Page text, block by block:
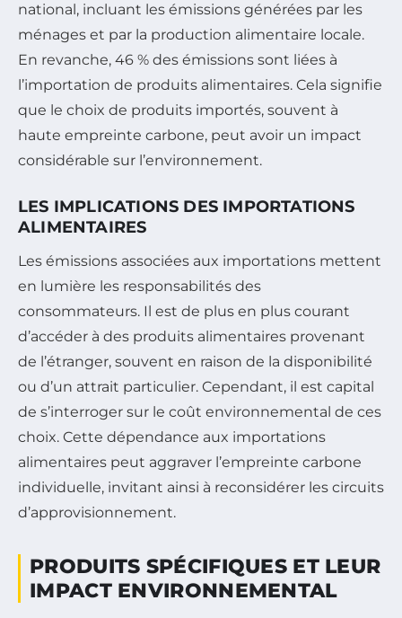
national, incluant les émissions générées par les
ménages et par la production alimentaire locale.
En revanche, 46 % des émissions sont liées à
l’importation de produits alimentaires. Cela signifie
que le choix de produits importés, souvent à
haute empreinte carbone, peut avoir un impact
considérable sur l’environnement.
LES IMPLICATIONS DES IMPORTATIONS
ALIMENTAIRES
Les émissions associées aux importations mettent
en lumière les responsabilités des
consommateurs. Il est de plus en plus courant
d’accéder à des produits alimentaires provenant
de l’étranger, souvent en raison de la disponibilité
ou d’un attrait particulier. Cependant, il est capital
de s’interroger sur le coût environnemental de ces
choix. Cette dépendance aux importations
alimentaires peut aggraver l’empreinte carbone
individuelle, invitant ainsi à reconsidérer les circuits
d’approvisionnement.
PRODUITS SPÉCIFIQUES ET LEUR
IMPACT ENVIRONNEMENTAL